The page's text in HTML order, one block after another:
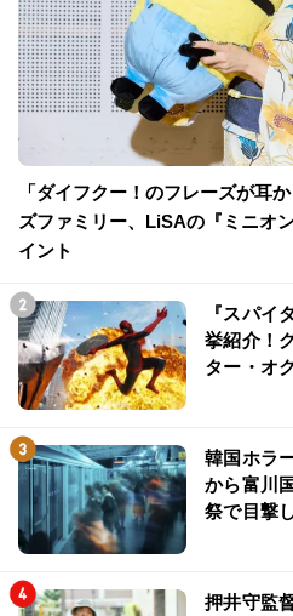
「ダイフクー！のフレーズが耳
ズファミリー、LiSAの『ミニオ
イント
『スパイ
挙紹介！
ター・オ
韓国ホラ
から富川
祭で目撃
押井守監